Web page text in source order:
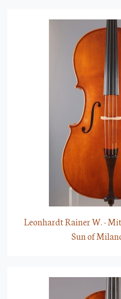
Leonhardt Rainer W. -
Sun of